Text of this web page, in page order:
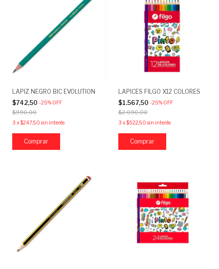
LAPIZ NEGRO BIC EVOLUTION
$742,50 -25% OFF
$990,00
3 x$247,50 sin interés
LAPICES FILGO X12 COLORES
$1.567,50 -25% OFF
$2.090,00
3 x$522,50 sin interés